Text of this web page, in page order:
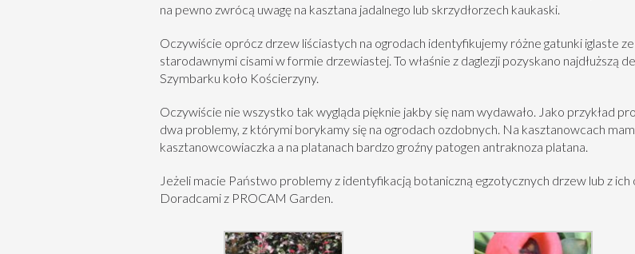
na pewno zwrócą uwagę na kasztana jadalnego lub skrzydłorzech kaukaski.
Oczywiście oprócz drzew liściastych na ogrodach identyfikujemy różne gatunki iglaste
starodawnymicisamiw formie drzewiastej. To właśnie z daglezji pozyskano najdłuższą
Szymbarku koło Kościerzyny.
Oczywiście nie wszystko tak wygląda pięknie jakby się nam wydawało. Jako przykład
dwa problemy, z którymi borykamy się na ogrodach ozdobnych. Na kasztanowcach
kasztanowcowiaczka a na platanach bardzo groźny patogen antraknoza platana
Jeżeli macie Państwo problemy z identyfikacją botaniczną egzotycznych drzew lub z
Doradcami z PROCAM Garden.